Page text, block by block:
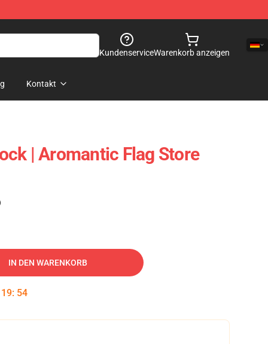
KundenserviceWarenkorb anzeigen
Kontakt
| Aromantic Flag Store
IN DEN WARENKORB
19: 54